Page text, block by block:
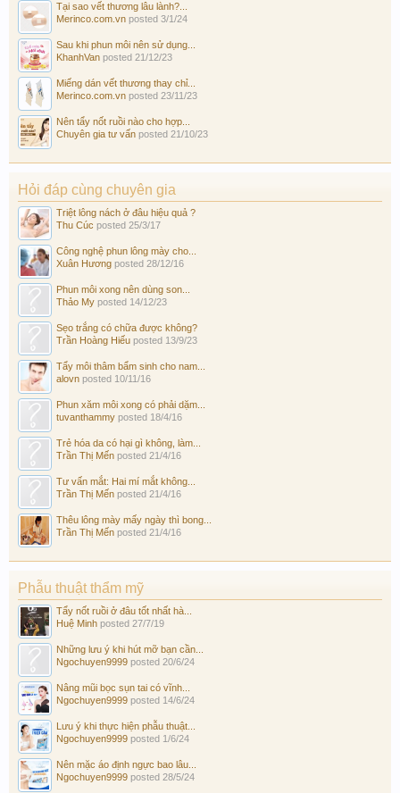
Tại sao vết thương lâu lành?...
Merinco.com.vn posted 3/1/24
Sau khi phun môi nên sử dụng...
KhanhVan posted 21/12/23
Miếng dán vết thương thay chỉ...
Merinco.com.vn posted 23/11/23
Nên tẩy nốt ruồi nào cho hợp...
Chuyên gia tư vấn posted 21/10/23
Hỏi đáp cùng chuyên gia
Triệt lông nách ở đâu hiệu quả ?
Thu Cúc posted 25/3/17
Công nghệ phun lông mày cho...
Xuân Hương posted 28/12/16
Phun môi xong nên dùng son...
Thảo My posted 14/12/23
Sẹo trắng có chữa được không?
Trần Hoàng Hiếu posted 13/9/23
Tẩy môi thâm bẩm sinh cho nam...
alovn posted 10/11/16
Phun xăm môi xong có phải dặm...
tuvanthammy posted 18/4/16
Trẻ hóa da có hại gì không, làm...
Trần Thị Mến posted 21/4/16
Tư vấn mắt: Hai mí mắt không...
Trần Thị Mến posted 21/4/16
Thêu lông mày mấy ngày thì bong...
Trần Thị Mến posted 21/4/16
Phẫu thuật thẩm mỹ
Tẩy nốt ruồi ở đâu tốt nhất hà...
Huệ Minh posted 27/7/19
Những lưu ý khi hút mỡ bạn cần...
Ngochuyen9999 posted 20/6/24
Nâng mũi bọc sụn tai có vĩnh...
Ngochuyen9999 posted 14/6/24
Lưu ý khi thực hiện phẫu thuật...
Ngochuyen9999 posted 1/6/24
Nên mặc áo định ngực bao lâu...
Ngochuyen9999 posted 28/5/24